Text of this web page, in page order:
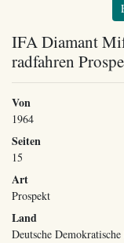
IFA Diamant
radfahren
Von
1964
Seiten
15
Art
Prospekt
Land
Deutsche